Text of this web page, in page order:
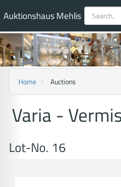
Auktionshaus Mehlis
Home Auctions
Varia -
Lot-No. 16